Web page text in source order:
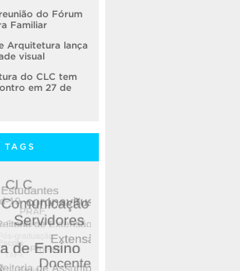
do Fórum
Familiar
Arquitetura lança
visual
do CLC tem
em 27 de
TAGS